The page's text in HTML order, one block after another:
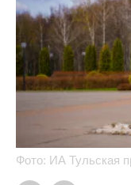
Фото: ИА Тульская